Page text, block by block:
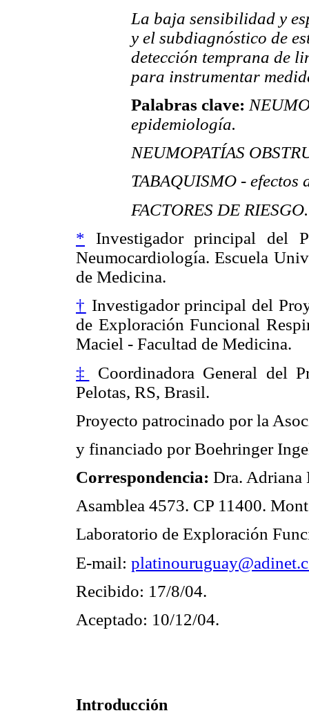
La baja sensibilidad y
y el subdiagnóstico de
detección temprana de
para instrumentar
Palabras clave:
epidemiología.
NEUMOPATÍAS
TABAQUISMO - efectos
FACTORES DE RIESGO.
* Investigador principal del
Neumocardiología. Escuela
de Medicina.
† Investigador principal del
de Exploración Funcional
Maciel - Facultad de Medicina.
‡
Coordinadora General del
Pelotas, RS, Brasil.
Proyecto patrocinado por la
y financiado por Boehringer
Correspondencia: Dra. Adriana
Asamblea 4573. CP 11400.
Laboratorio de Exploración
E-mail:
Recibido: 17/8/04.
Aceptado: 10/12/04.
Introducción